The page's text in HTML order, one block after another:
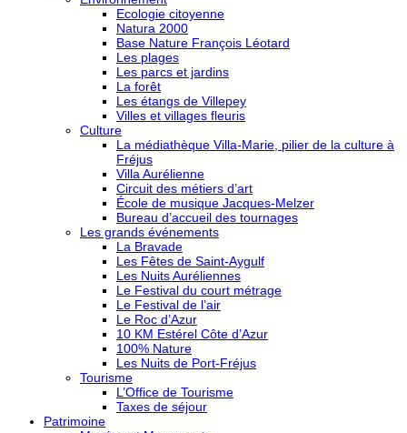
Ecologie citoyenne
Natura 2000
Base Nature François Léotard
Les plages
Les parcs et jardins
La forêt
Les étangs de Villepey
Villes et villages fleuris
Culture
La médiathèque Villa-Marie, pilier de la culture à
Fréjus
Villa Aurélienne
Circuit des métiers d’art
École de musique Jacques-Melzer
Bureau d’accueil des tournages
Les grands événements
La Bravade
Les Fêtes de Saint-Aygulf
Les Nuits Auréliennes
Le Festival du court métrage
Le Festival de l’air
Le Roc d’Azur
10 KM Estérel Côte d’Azur
100% Nature
Les Nuits de Port-Fréjus
Tourisme
L’Office de Tourisme
Taxes de séjour
Patrimoine